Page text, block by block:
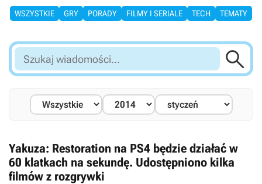
WSZYSTKIE GRY PORADY FILMY I SERIALE TECH TEMATY
Szukaj
wiadomości...

Yakuza: Restoration na PS4 będzie działać w
60 klatkach na sekundę. Udostępniono kilka
filmów z rozgrywki